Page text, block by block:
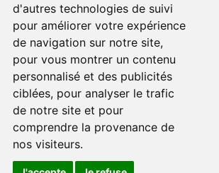
d'autres technologies de suivi
pour améliorer votre expérience
de navigation sur notre site,
pour vous montrer un contenu
personnalisé et des publicités
ciblées, pour analyser le trafic
de notre site et pour
comprendre la provenance de
nos visiteurs.